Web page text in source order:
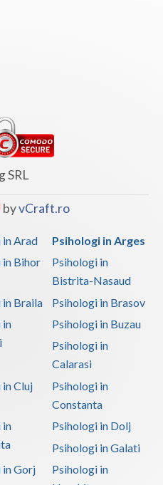
SRL
byvCraft.ro
in Arad
Psihologi in Arges
in Bihor
Psihologi in
Bistrita-Nasaud
in Braila
Psihologi in Brasov
in
Psihologi in Buzau
Psihologi in
Calarasi
Cluj
Psihologi in
Constanta
in
Psihologi in Dolj
Psihologi in Galati
in Gorj
Psihologi in